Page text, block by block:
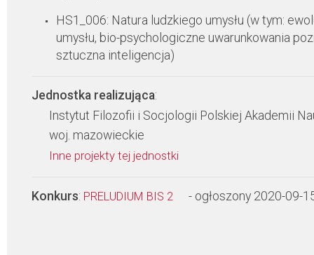
HS1_006: Natura ludzkiego umysłu (w tym:
umysłu, bio-psychologiczne uwarunkowania
sztuczna inteligencja)
Jednostka realizująca:
Instytut Filozofii i Socjologii Polskiej Akademii
woj. mazowieckie
Inne projekty tej jednostki
Konkurs: PRELUDIUM BIS 2 - ogłoszony 2020-09-